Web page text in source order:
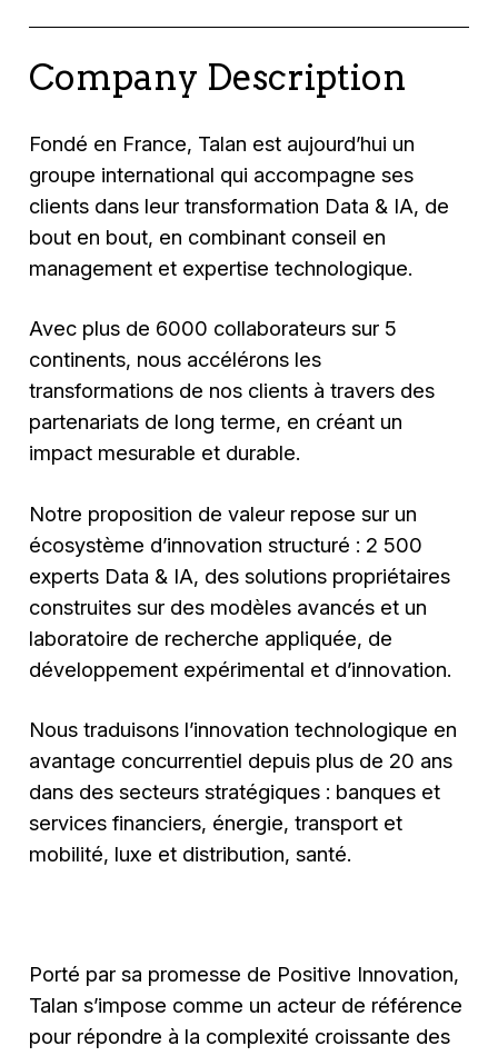
Company Description
Fondé en France, Talan est aujourd’hui un
groupe international qui accompagne ses
clients dans leur transformation Data & IA, de
bout en bout, en combinant conseil en
management et expertise technologique.
Avec plus de 6000 collaborateurs sur 5
continents, nous accélérons les
transformations de nos clients à travers des
partenariats de long terme, en créant un
impact mesurable et durable.
Notre proposition de valeur repose sur un
écosystème d’innovation structuré : 2 500
experts Data & IA, des solutions propriétaires
construites sur des modèles avancés et un
laboratoire de recherche appliquée, de
développement expérimental et d’innovation.
Nous traduisons l’innovation technologique en
avantage concurrentiel depuis plus de 20 ans
dans des secteurs stratégiques : banques et
services financiers, énergie, transport et
mobilité, luxe et distribution, santé.
Porté par sa promesse de Positive Innovation,
Talan s’impose comme un acteur de référence
pour répondre à la complexité croissante des